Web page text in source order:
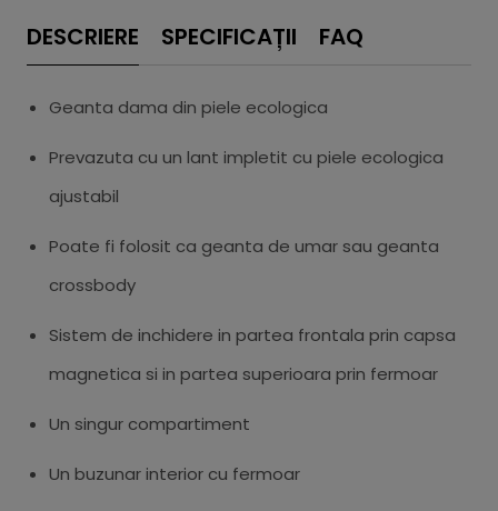
DESCRIERE SPECIFICAȚII FAQ
Geanta dama din piele ecologica
Prevazuta cu un lant impletit cu piele ecologica
ajustabil
Poate fi folosit ca geanta de umar sau geanta
crossbody
Sistem de inchidere in partea frontala prin capsa
magnetica si in partea superioara prin fermoar
Un singur compartiment
Un buzunar interior cu fermoar